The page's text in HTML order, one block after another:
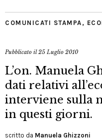
COMUNICATI STAMPA ,
Pubblicato il25 Luglio 2010
L’on. Manuela
dati relativi
interviene sulla
in questi giorni.
scritto da Manuela Ghizzoni